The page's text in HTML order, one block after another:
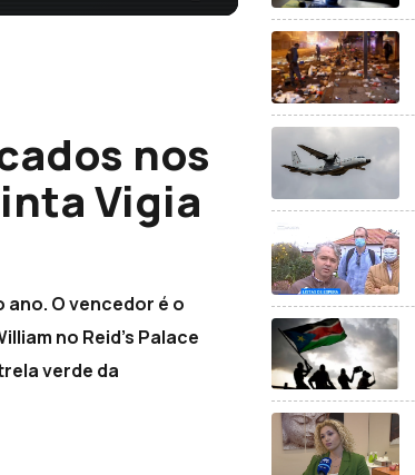
nos
Vigia
O vencedor é o
no Reid's Palace
verde da